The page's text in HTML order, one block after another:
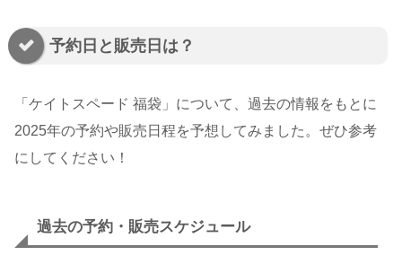
予約日と販売日は？
「ケイトスペード 福袋」について、過去の情報をもとに
2025年の予約や販売日程を予想してみました。ぜひ参考
にしてください！
過去の予約・販売スケジュール